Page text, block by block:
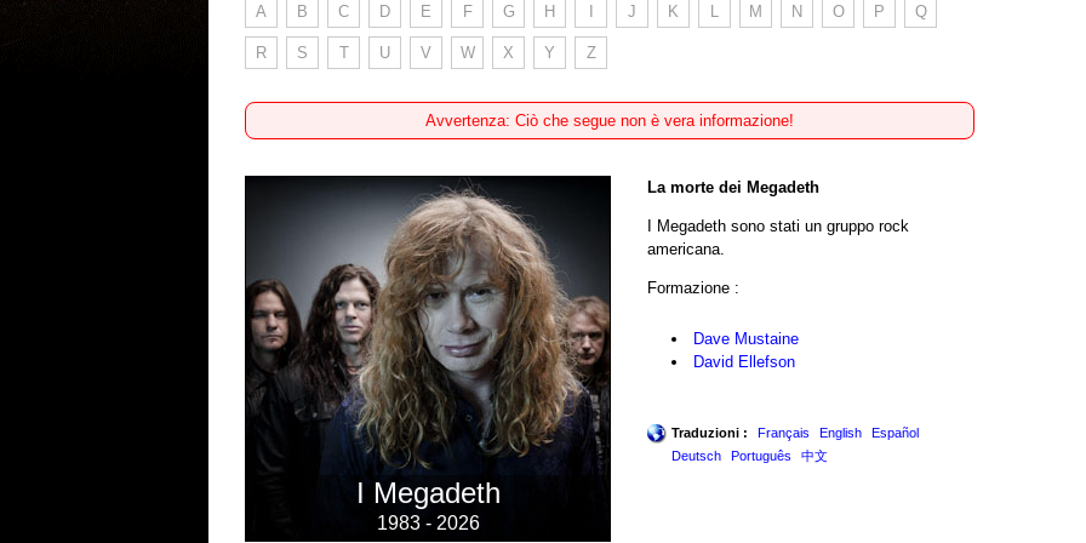
A B C D E F G H J K L M N O P Q
R S T U V W X Y Z
Avvertenza: Ciò che segue non è vera informazione!
I Megadeth
1983 - 2026
La morte dei Megadeth
I Megadeth sono stati un gruppo rock
americana.
Formazione :
Dave Mustaine
David Ellefson
Traduzioni : Français English
Español
Deutsch
Português 中文